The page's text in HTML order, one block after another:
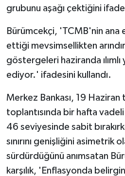
grubunu aşağı çektiğini
Bürümcekçi, 'TCMB'nin ana
ettiği mevsimsellikten
göstergeleri haziranda
ediyor.' ifadesini kullandı.
Merkez Bankası, 19 Haziran
toplantısında bir hafta
46 seviyesinde sabit
sınırını genişliğini asimetrik
sürdürdüğünü anımsatan
karşılık, 'Enflasyonda